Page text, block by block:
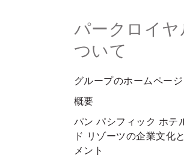
グローバルホームページに戻る
パークロイヤ
ついて
グループのホームページ
概要
パン パシフィック ホテ
ド リゾーツの企業文化
メント